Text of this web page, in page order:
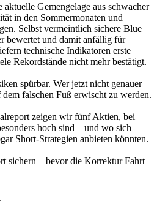
Gemengelage aus schwacher
in den Sommermonaten und
Selbst vermeintlich sichere Blue
bewertet und damit anfällig für
technische Indikatoren erste
Rekordstände nicht mehr bestätigt.
spürbar. Wer jetzt nicht genauer
falschen Fuß erwischt zu werden.
zeigen wir fünf Aktien, bei
hoch sind – und wo sich
Short-Strategien anbieten könnten.
sichern – bevor die Korrektur Fahrt